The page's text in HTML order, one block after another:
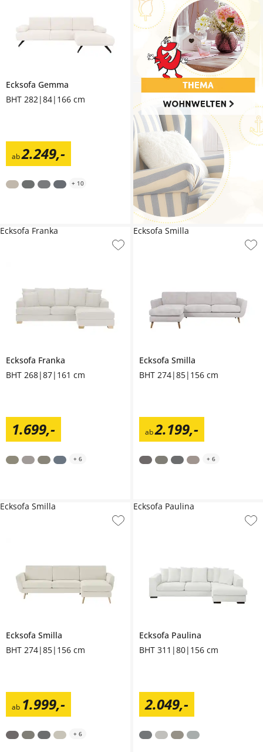
Ecksofa Gemma
BHT 282|84|166 cm
ab2.249,-
+ 10
Ecksofa Franka
BHT 268|87|161 cm
1.699,-
Ecksofa Franka
+ 6
Ecksofa Smilla
BHT 274|85|156 cm
ab2.199,-
Ecksofa Smilla
+ 6
Ecksofa Smilla
BHT 274|85|156 cm
ab 1.999,-
Ecksofa Smilla
+ 6
Ecksofa Paulina
BHT 311|80|156 cm
2.049,-
Ecksofa Paulina